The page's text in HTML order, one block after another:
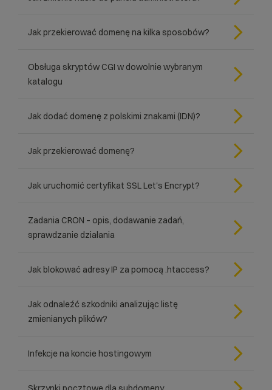
Jak przekierować domenę na kilka sposobów?
Obsługa skryptów CGI w dowolnie wybranym
katalogu
Jak dodać domenę z polskimi znakami (IDN)?
Jak przekierować domenę?
Jak uruchomić certyfikat SSL Let's Encrypt?
Zadania CRON – opis, dodawanie zadań,
sprawdzanie działania
Jak blokować adresy IP za pomocą .htaccess?
Jak odnaleźć szkodniki analizując listę
zmienianych plików?
Infekcje na koncie hostingowym